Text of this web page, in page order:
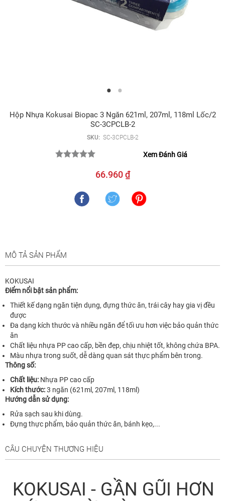
Hộp Nhựa Kokusai Biopac 3 Ngăn 621ml, 207ml, 118ml Lốc/2
SC-3CPCLB-2
SKU: SC-3CPCLB-2
Xem Đánh Giá
66.960 ₫
MÔ TẢ SẢN PHẨM
KOKUSAI
Điểm nổi bật sản phẩm:
Thiết kế dạng ngăn tiện dụng, đựng thức ăn, trái cây hay gia vị đều
được
Đa dạng kích thước và nhiều ngăn để tối ưu hơn việc bảo quản thức
ăn
Chất liệu nhựa PP cao cấp, bền đẹp, chịu nhiệt tốt, không chứa BPA.
Màu nhựa trong suốt, dễ dàng quan sát thực phẩm bên trong.
Thông số:
Chất liệu: Nhựa PP cao cấp
Kích thước:3 ngăn (621ml, 207ml, 118ml)
Hướng dẫn sử dụng:
Rửa sạch sau khi dùng.
Đựng thực phẩm, bảo quản thức ăn, bánh kẹo,...
CÂU CHUYỆN THƯƠNG HIỆU
KOKUSAI - GẦN GŨI HƠN